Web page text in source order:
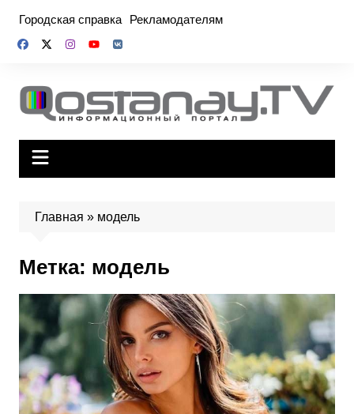
содержимому
Городская справка Рекламодателям
Главная » модель
Метка: модель